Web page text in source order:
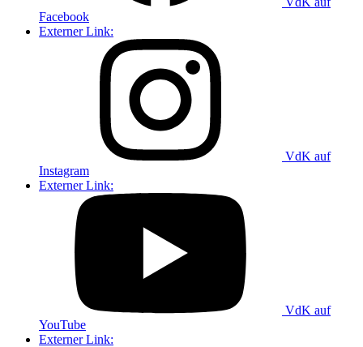
Facebook
Externer Link:
VdK auf
Instagram
Externer Link:
VdK auf
YouTube
Externer Link: